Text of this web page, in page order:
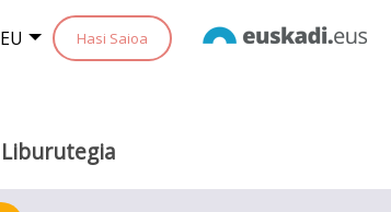
EU Hasi Saioa
Liburutegia